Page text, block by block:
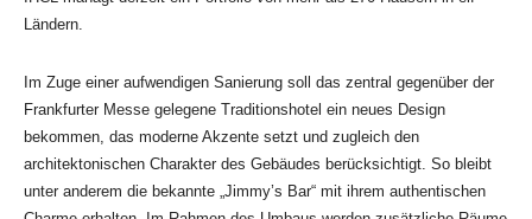
Ländern.
Im Zuge einer aufwendigen Sanierung soll das zentral gegenüber der
Frankfurter Messe gelegene Traditionshotel ein neues Design
bekommen, das moderne Akzente setzt und zugleich den
architektonischen Charakter des Gebäudes berücksichtigt. So bleibt
unter anderem die bekannte „Jimmy’s Bar“ mit ihrem authentischen